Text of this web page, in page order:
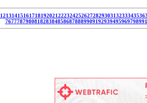
12131415161718192021222324252627282930313233343536
767778798081828384858687888990919293949596979899